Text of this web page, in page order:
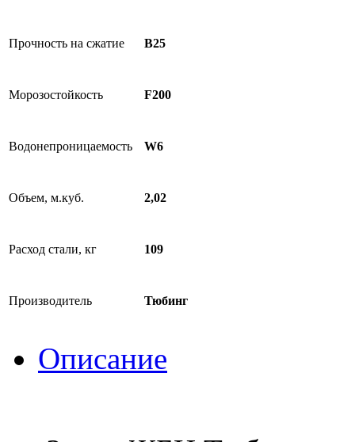
Прочность на сжатие B25
Морозостойкость F200
Водонепроницаемость W6
Объем, м.куб. 2,02
Расход стали, кг 109
Производитель Тюбинг
Описание